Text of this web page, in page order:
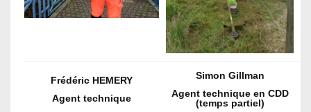
Frédéric HEMERY
Agent technique
Simon Gillman
Agent technique en CDD
(temps partiel)